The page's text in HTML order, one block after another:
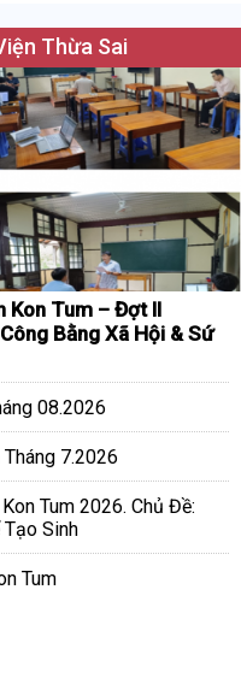
Thừa Sai
Kon Tum – Đợt II
Bằng Xã Hội & Sứ
08.2026
7.2026
Tum 2026. Chủ Đề:
Sinh
Tum